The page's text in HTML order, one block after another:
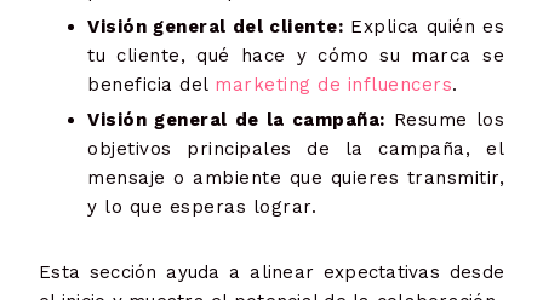
Visión general del cliente: Explica quién es
tu cliente, qué hace y cómo su marca se
beneficia del marketing de influencers.
Visión general de la campaña: Resume los
objetivos principales de la campaña, el
mensaje o ambiente que quieres transmitir,
y lo que esperas lograr.
Esta sección ayuda a alinear expectativas desde